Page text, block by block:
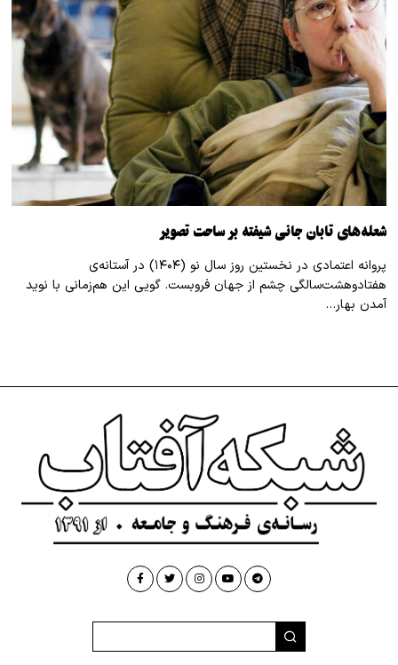
شعله‌های تابان جانی شیفته بر ساحت تصویر
پروانه اعتمادی در نخستین روز سال نو (۱۴۰۴) در آستانه‌ی
هفتادوهشت‌سالگی چشم از جهان فروبست. گویی این هم‌زمانی با نوید
آمدن بهار…